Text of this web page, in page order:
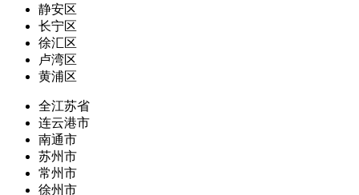
静安区
长宁区
徐汇区
卢湾区
黄浦区
全江苏省
连云港市
南通市
苏州市
常州市
徐州市